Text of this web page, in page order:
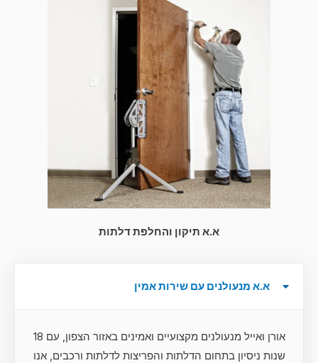
א.א תיקון והחלפת דלתות
א.א מנעולנים עם שירות אמין
אורן ואייל מנעולנים מקצועיים ואמינים באזור הצפון, עם 18
שנות ניסיון בתחום הדלתות והפריצות לדלתות ורכבים, אנו